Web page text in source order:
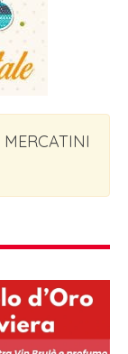
MERCATINI